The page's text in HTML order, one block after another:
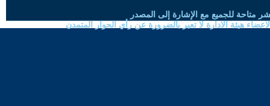
متاحة للجميع مع الإشارة إلى المصدر
هيئة الادارة لا تعبر بالضرورة عن رأي الحوار المتمدن